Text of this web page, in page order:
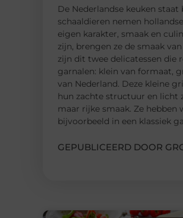
De Nederlandse keuken
schaaldieren nemen
eigen karakter, smaak en
zijn, brengen ze de smaak
zijn dit twee delicatessen die
garnalen: klein van formaat,
van Nederland. Deze kleine
hun zachte structuur en licht
maar rijke smaak. Ze
bijvoorbeeld in een klassiek
GEPUBLICEERD DOOR